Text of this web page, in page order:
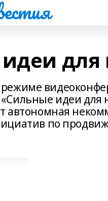
для
идеи для
автономная
по